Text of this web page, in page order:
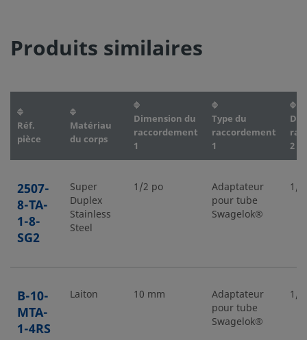
Produits similaires
Réf.
pièce
Matériau
du corps
Dimension du
raccordement
1
Type du
raccordement
1
2
2507-
8-TA-
1-8-
SG2
Super
Duplex
Stainless
Steel
1/2 po
Adaptateur
pour tube
Swagelok®
1/
B-10-
MTA-
1-4RS
Laiton 10 mm
Adaptateur
pour tube
Swagelok®
1/